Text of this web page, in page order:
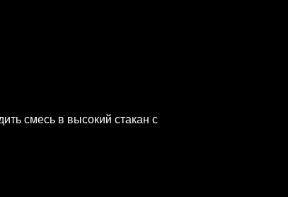
смесь в высокий стакан с